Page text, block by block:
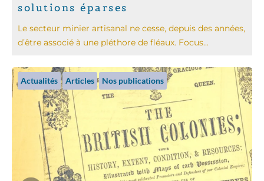
solutions éparses
Le secteur minier artisanal ne cesse, depuis des années,
d’être associé à une pléthore de fléaux. Focus...
Actualités Articles Nos publications